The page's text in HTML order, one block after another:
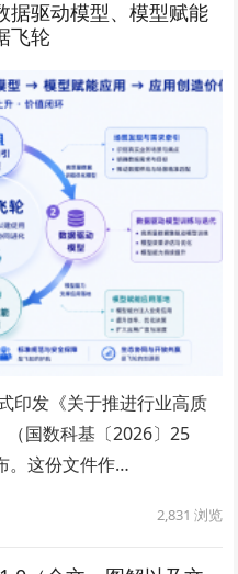
据驱动模型、模型赋能
飞轮
印发《关于推进行业高质
（国数科基〔2026〕25
。这份文件作…
2,831 浏览